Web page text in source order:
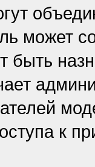
может
быть
к